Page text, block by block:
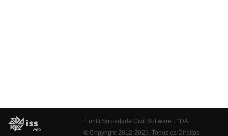
Fiorilli Sociedade Civil Software LTDA
© Copyright 2012-2026. Todos os Direitos